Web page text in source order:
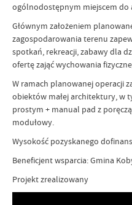
ogólnodostępnym miejscem do
Głównym założeniem
zagospodarowania terenu
spotkań, rekreacji, zabawy dla
ofertę zająć wychowania
W ramach planowanej operacji
obiektów małej architektury, w
prostym + manual pad z
modułowy.
Wysokość pozyskanego
Beneficjent wsparcia: Gmina
Projekt zrealizowany